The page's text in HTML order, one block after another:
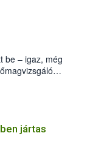
be – igaz, még
Győző által
jártas